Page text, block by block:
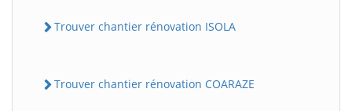
Trouver chantier rénovation ISOLA
Trouver chantier rénovation COARAZE